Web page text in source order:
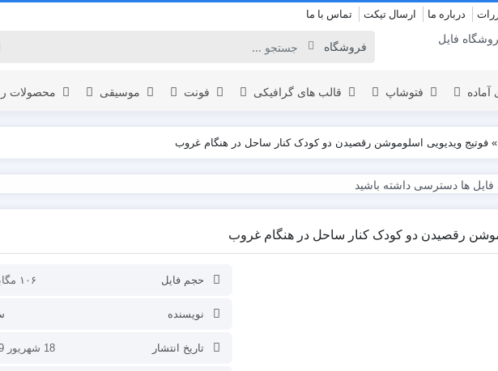
درباره ما ارسال تیکت تماس با ما
آماده
المنت
نمایش لوگو
عناوین
نمایش ویدئو
برودکست
المنت
افتتاحیه
تبلیغات محصول
نمایش ویدئو
فتوشاپ قالب های گرافیکی فونت موسیقی محصولات
» فوتیج ویدیویی اسلوموشن رقصیدن دو کودک کنار ساحل در هنگام غروب
رقصیدن دو کودک کنار ساحل در هنگام غروب
حجم فایل ۱۰۶ مگابایت
نویسنده
تاریخ انتشار 18 شهریور 1399